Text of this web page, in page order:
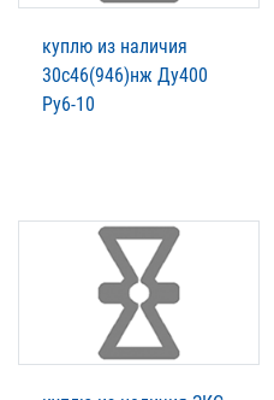
куплю из наличия
30с46(946)нж Ду400
Ру6-10